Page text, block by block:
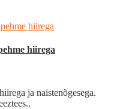
hiirega
ja naistenõgesega.